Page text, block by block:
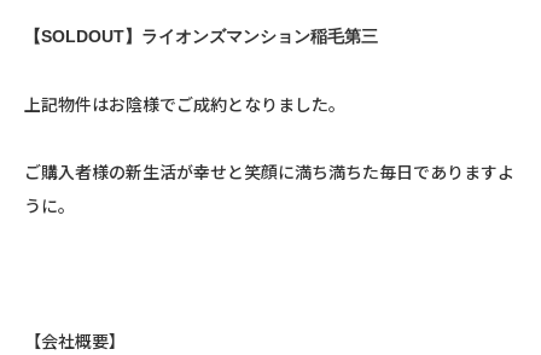
【SOLDOUT】ライオンズマンション稲毛第三
上記物件はお陰様でご成約となりました。
ご購入者様の新生活が幸せと笑顔に満ち満ちた毎日でありますよ
うに。
【会社概要】